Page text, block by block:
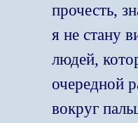
прочесть,
я не стану
людей,
очередной
вокруг